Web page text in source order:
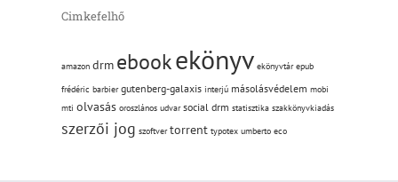
Cimkefelhő
amazon drm ebookekönyv ekönyvtár epub
frédéric barbier gutenberg-galaxis interjú másolásvédelem mobi
mti olvasás oroszlános udvar social drm statisztika szakkönyvkiadás
szerzői jog szoftver torrent typotex umberto eco